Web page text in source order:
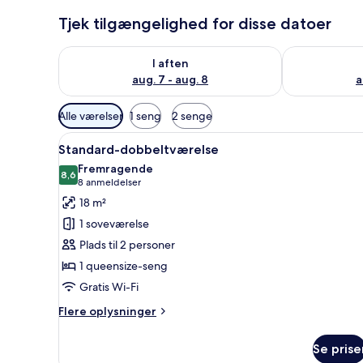
Tjek tilgængelighed for disse datoer
I aften
aug. 7 - aug. 8
Tjek tilgængelighed for i aften aug. 7 - aug. 8
Tjek
Tilgængelige
filtre
for
værelser
Alle værelser 1 seng 2 senge
Indlæs
alle
billeder
af
Standard-
dobbeltværelse
Et soveværelse med seng,
12
Standard-dobbeltværelse
8,68,6 ud af 10
Fremragende
8 anmeldelser
(8
anmeldelser)
18 m²
1 soveværelse
Plads til 2 personer
1 queensize-seng
Gratis Wi-Fi
Flere oplysninger
Flere
Se